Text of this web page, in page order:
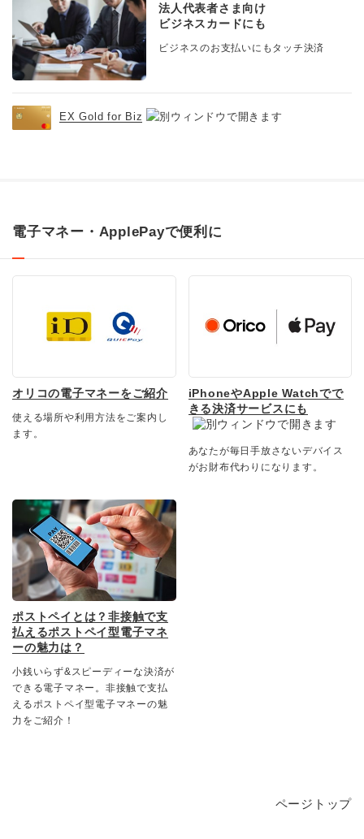
法人代表者さま向け
ビジネスカードにも
ビジネスのお支払いにもタッチ決済
EX Gold for Biz
電子マネー・ApplePayで便利に
オリコの電子マネーをご紹介
使える場所や利用方法をご案内し
ます。
iPhoneやApple Watchでで
きる決済サービスにも
あなたが毎日手放さないデバイス
がお財布代わりになります。
ポストペイとは？非接触で支
払えるポストペイ型電子マネ
ーの魅力は？
小銭いらず&スピーディーな決済が
できる電子マネー。非接触で支払
えるポストペイ型電子マネーの魅
力をご紹介！
ページトップ